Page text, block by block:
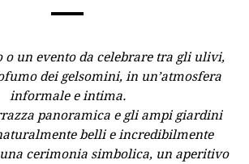
o un evento da celebrare tra gli ulivi,
dei gelsomini, in un’atmosfera
informale e intima.
panoramica e gli ampi giardini
belli e incredibilmente
cerimonia simbolica, un aperitivo